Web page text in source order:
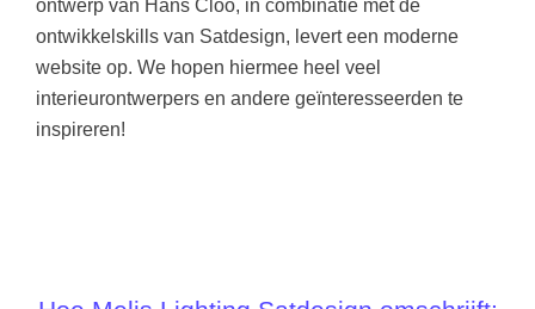
ontwerp van Hans Cloo, in combinatie met de
ontwikkelskills van Satdesign, levert een moderne
website op. We hopen hiermee heel veel
interieurontwerpers en andere geïnteresseerden te
inspireren!